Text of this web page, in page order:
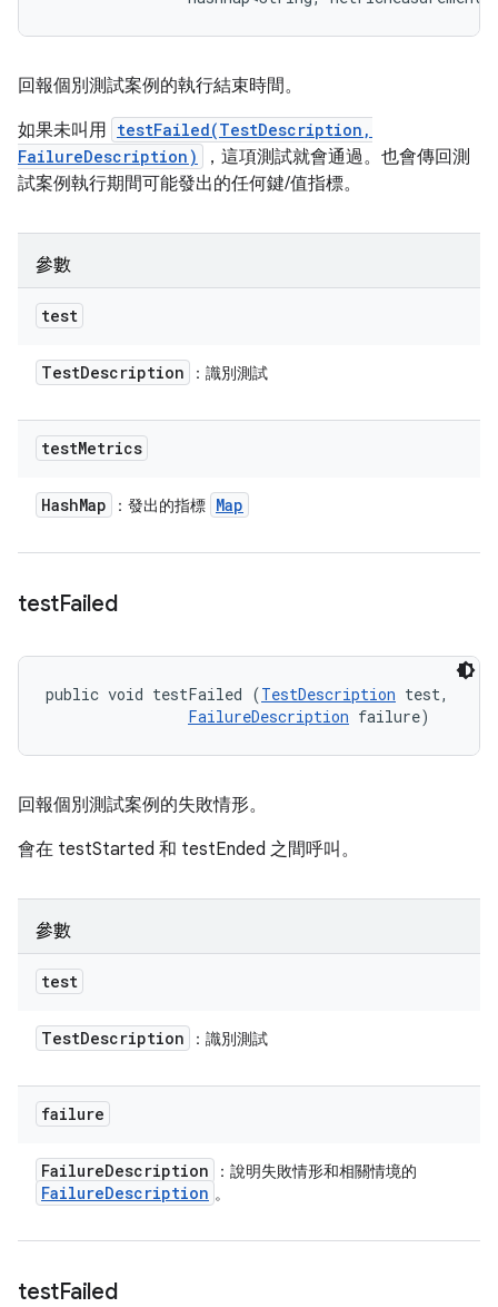
回報個別測試案例的執行結束時間。
如果未叫用 testFailed(TestDescription,
FailureDescription)
，這項測試就會通過。也會傳回測
試案例執行期間可能發出的任何鍵/值指標。
參數
test
TestDescription ：識別測試
testMetrics
HashMap ：發出的指標 Map
testFailed
public void testFailed (TestDescription test,
FailureDescription failure)
回報個別測試案例的失敗情形。
會在 testStarted 和 testEnded 之間呼叫。
參數
test
TestDescription ：識別測試
failure
FailureDescription ：說明失敗情形和相關情境的
FailureDescription 。
testFailed